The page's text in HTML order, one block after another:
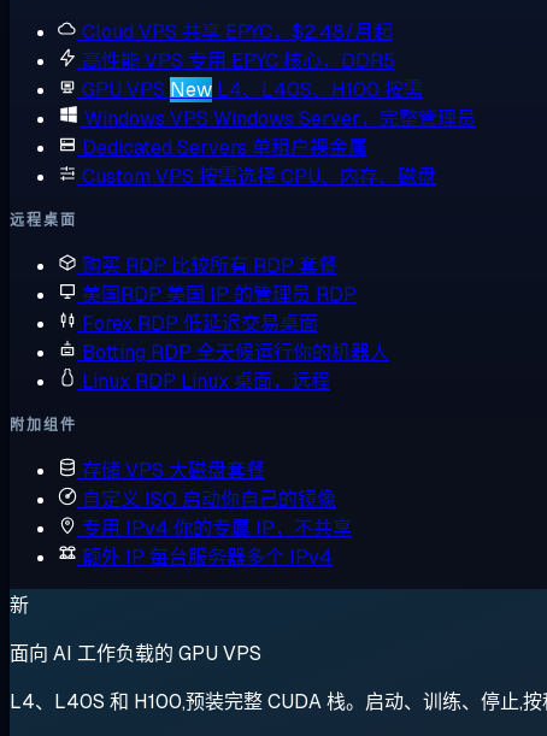
Cloud VPS 共享 EPYC，$2.48/月起
高性能 VPS 专用 EPYC 核心，DDR5
GPU VPS New L4、L40S、H100 按需
Windows VPS Windows Server，完整管理员
Dedicated Servers 单租户裸金属
Custom VPS 按需选择 CPU、内存、磁盘
远程桌面
购买 RDP 比较所有 RDP 套餐
美国RDP 美国 IP 的管理员 RDP
Forex RDP 低延迟交易桌面
Botting RDP 全天候运行你的机器人
Linux RDP Linux 桌面，远程
附加组件
存储 VPS 大磁盘套餐
自定义 ISO 启动你自己的镜像
专用 IPv4 你的专属 IP，不共享
额外 IP 每台服务器多个 IPv4
新
面向 AI 工作负载的 GPU VPS
L4、L40S 和 H100,预装完整 CUDA 栈。启动、训练、停止,按